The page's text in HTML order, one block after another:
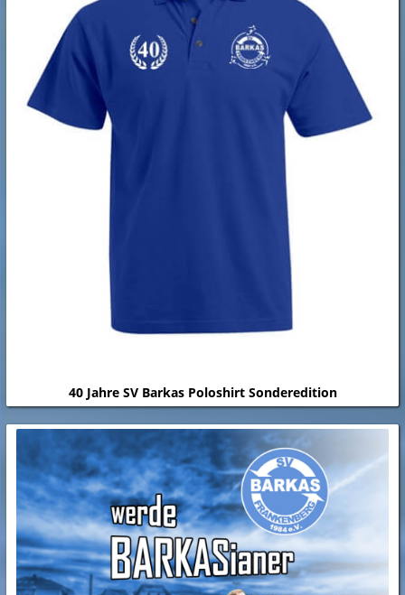
40 Jahre SV Barkas Poloshirt Sonderedition